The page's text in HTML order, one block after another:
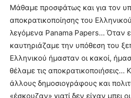
Μάθαμε προσφάτως και για τον
αποκρατικοποίησης του
λεγόμενα Panama Papers… Όταν
καυτηριάζαμε την υπόθεση του
Ελληνικού ήμασταν οι κακοί,
θέλαμε τις αποκρατικοποιήσεις…
άλλους δημοσιογράφους και
«έσκουζαν» γιατί δεν είχαν μπει